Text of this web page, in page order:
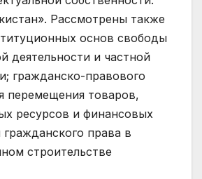
Рассмотрены также
основ свободы
деятельности и частной
гражданско-правового
перемещения товаров,
ресурсов и финансовых
права в
строительстве